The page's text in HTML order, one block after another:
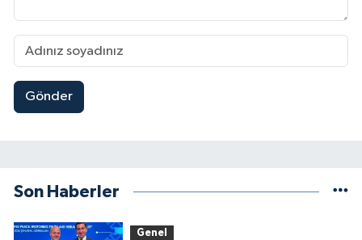
Gönder
Son Haberler
Genel